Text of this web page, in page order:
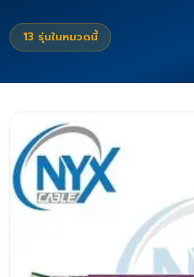
13 รุ่นในหมวดนี้